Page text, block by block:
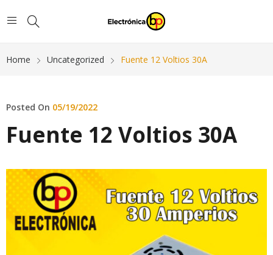
Home Uncategorized Fuente 12 Voltios 30A
Posted On 05/19/2022
Fuente 12 Voltios 30A